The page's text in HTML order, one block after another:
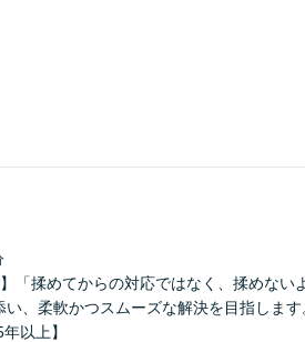
「揉めてからの対応ではなく、揉めない
、柔軟かつスムーズな解決を目指しま
以上】